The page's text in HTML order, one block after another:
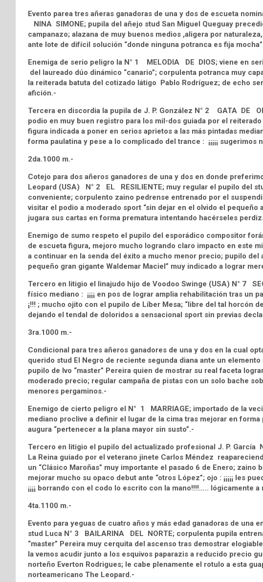
Evento parea tres añeras ganadoras de una y dos de escueta
NINA SIMONE; pupila del añejo stud San Miguel Queguay
campanazo; alazana de muy buenos medios ,aligera por
ante lote de difícil solución “donde ninguna potranca es fija
Enemiga de serio peligro la N° 1 MELODIA DE DIOS; viene en
del laureado dúo dinámico “canario”; corpulenta potranca muy
la reiterada batuta del cotizado látigo Pablo Rodríguez; de echo
afición.-
Tercera en discordia la pupila de J. P. González N° 2 GATA DE
podio en muy buen registro para los mil-dos guiada por el
figura indicada a poner en serios aprietos a las más pintadas
forma paulatina y pese a lo complicado del trance : ¡¡¡¡¡ sugerimos
2da.1000 m.-
Cotejo para dos añeros ganadores de una y dos en donde
Leopard (USA) N° 2 EL RESILIENTE; muy regular el pupilo del
conveniente; corpulento zaino pedrense entrenado por el
visitar el podio a moderado sport “sin dejar en el olvido el pequeño
jugara sus cartas en forma prematura intentando hacérseles
Enemigo de sumo respeto el pupilo del esporádico compositor
de escueta figura, mejoro mucho logrando claro impacto en este
a continuar en la senda del éxito a mucho menor precio; pupilo
pequeño gran gigante Waldemar Maciel” muy indicado a lograr
Tercero en litigio el linajudo hijo de Voodoo Swinge (USA) N° 7
físico mediano : ¡¡¡¡ en pos de lograr amplia rehabilitación tras un
¡!!! ; mucho ojito con el pupilo de Líber Mesa; “libre del tal horcón del
dejando el tendal de doloridos a sensacional sport sin previas
3ra.1000 m.-
Condicional para tres añeros ganadores de una y dos en la cual
querido stud El Negro de reciente segunda diana ante un
pupilo de Ivo “master” Pereira quien de mostrar su real faceta
moderado precio; regular campaña de pistas con un solo bache
menores pergaminos.-
Enemigo de cierto peligro el N° 1 MARRIAGE; importado de la
mediano proclive a definir el lugar de la cima tras mejorar en
augura “pertenecer a la plana mayor sin susto”.-
Tercero en litigio el pupilo del actualizado profesional J. P. García
La Reina guiado por el veterano jinete Carlos Méndez
un “Clásico Maroñas” muy importante el pasado 6 de Enero;
mejorar mucho su opaco debut ante “otros López”; ojo : ¡¡¡¡¡ les
¡¡¡¡ borrando con el codo lo escrito con la mano!!!!….. lógicamente
4ta.1100 m.-
Evento para yeguas de cuatro años y más edad ganadoras de una
stud Luca N° 3 BAILARINA DEL NORTE; corpulenta pupila
“master” Pereira muy cerquita del ascenso tras demostrar
la vemos acudir junto a los esquivos paparazis a reducido precio
norteño Everton Rodrigues; le cabe plenamente el rotulo a esta
norteamericano The Leopard.-